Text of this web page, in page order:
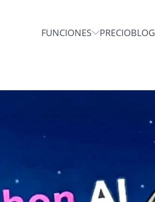
FUNCIONES PRECIOBLOG